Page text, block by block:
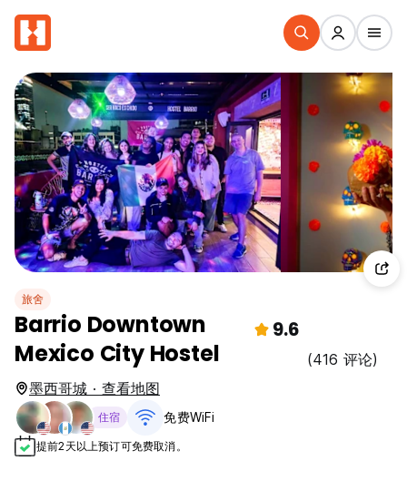
旅舍
Barrio Downtown
Mexico City Hostel
9.6
(416 评论)
墨西哥城 · 查看地图
住宿 免费WiFi
提前2天以上预订可免费取消。